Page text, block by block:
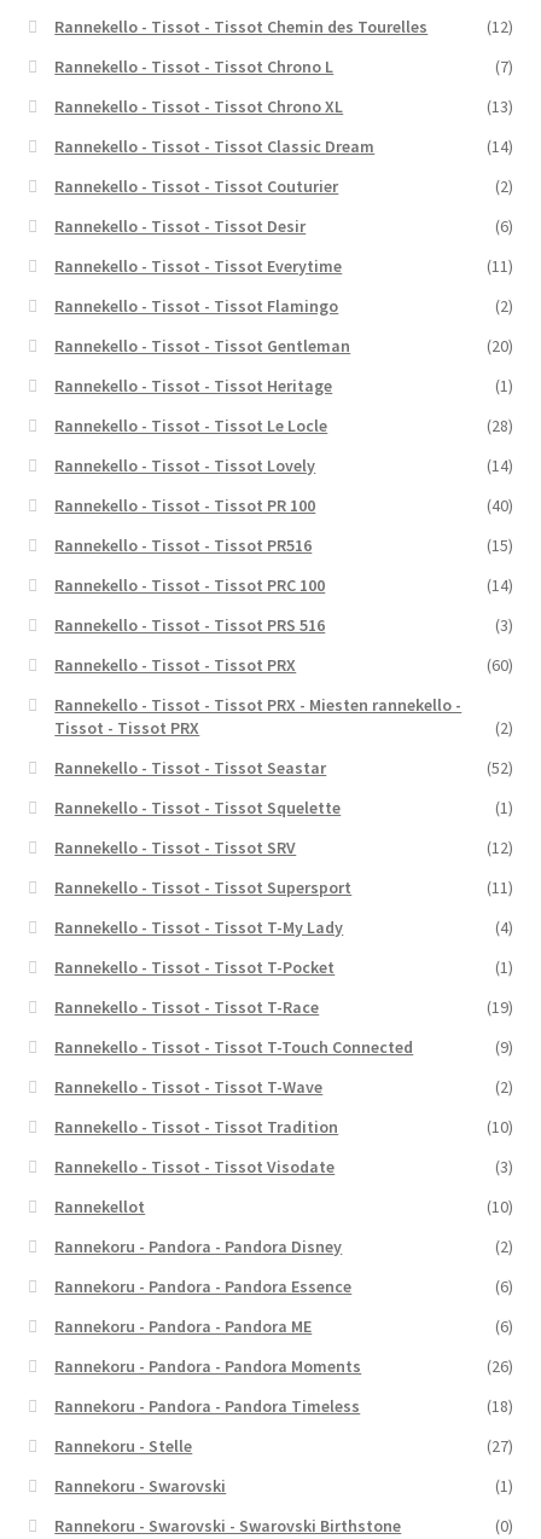
Rannekello - Tissot - Tissot Chemin des Tourelles
(12)
Rannekello - Tissot - Tissot Chrono L
(7)
Rannekello - Tissot - Tissot Chrono XL
(13)
Rannekello - Tissot - Tissot Classic Dream
(14)
Rannekello - Tissot - Tissot Couturier
(2)
Rannekello - Tissot - Tissot Desir
(6)
Rannekello - Tissot - Tissot Everytime
(11)
Rannekello - Tissot - Tissot Flamingo
(2)
Rannekello - Tissot - Tissot Gentleman
(20)
Rannekello - Tissot - Tissot Heritage
(1)
Rannekello - Tissot - Tissot Le Locle
(28)
Rannekello - Tissot - Tissot Lovely
(14)
Rannekello - Tissot - Tissot PR 100
(40)
Rannekello - Tissot - Tissot PR516
(15)
Rannekello - Tissot - Tissot PRC 100
(14)
Rannekello - Tissot - Tissot PRS 516
(3)
Rannekello - Tissot - Tissot PRX
(60)
Rannekello - Tissot - Tissot PRX - Miesten rannekello -
Tissot - Tissot PRX
(2)
Rannekello - Tissot - Tissot Seastar
(52)
Rannekello - Tissot - Tissot Squelette
(1)
Rannekello - Tissot - Tissot SRV
(12)
Rannekello - Tissot - Tissot Supersport
(11)
Rannekello - Tissot - Tissot T-My Lady
(4)
Rannekello - Tissot - Tissot T-Pocket
(1)
Rannekello - Tissot - Tissot T-Race
(19)
Rannekello - Tissot - Tissot T-Touch Connected
(9)
Rannekello - Tissot - Tissot T-Wave
(2)
Rannekello - Tissot - Tissot Tradition
(10)
Rannekello - Tissot - Tissot Visodate
(3)
Rannekellot
(10)
Rannekoru - Pandora - Pandora Disney
(2)
Rannekoru - Pandora - Pandora Essence
(6)
Rannekoru - Pandora - Pandora ME
(6)
Rannekoru - Pandora - Pandora Moments
(26)
Rannekoru - Pandora - Pandora Timeless
(18)
Rannekoru - Stelle
(27)
Rannekoru - Swarovski
(1)
Rannekoru - Swarovski - Swarovski Birthstone
(0)